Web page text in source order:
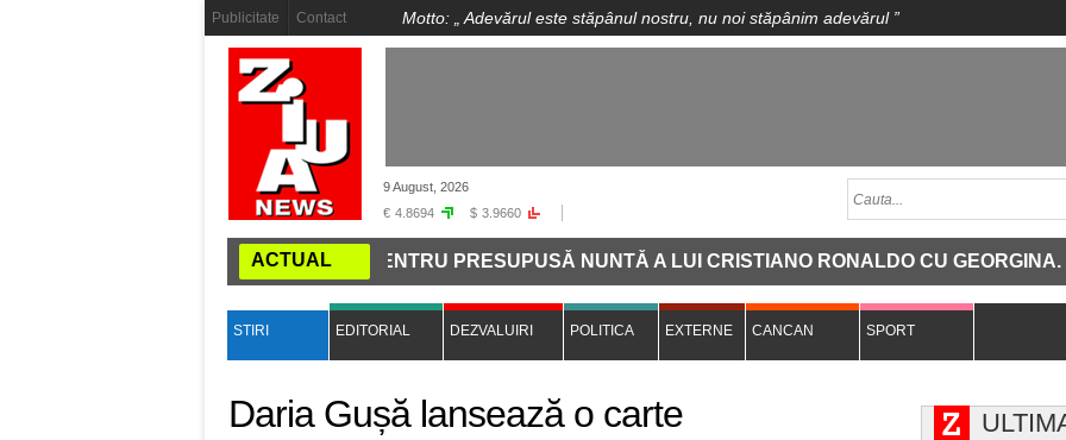
Publicitate Contact Motto: „ Adevărul este stăpânul nostru, nu noi stăpânim adevărul”
9 August, 2026
€ 4.8694 $ 3.9660
ACTUAL
AU MERS LA BISERICĂ PENTRU PRESUPUSĂ NUNTĂ A LUI CRISTIANO RONALDO CU GEORGINA.
STIRI EDITORIAL DEZVALUIRI POLITICA EXTERNE CANCAN SPORT
Daria Gușă lansează o carte